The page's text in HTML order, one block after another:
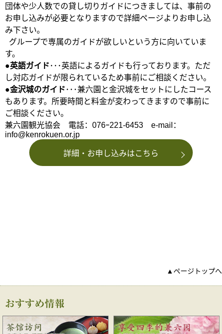
団体や少人数での貸し切りガイドにつきましては、事前の
お申し込みが必要となりますので詳細ページよりお申し込
み下さい。
グループで専属のガイドが欲しいという方に向いていま
す。
●英語ガイド･･･英語によるガイドも行っております。ただ
し対応ガイドが限られているため事前にご相談ください。
●金沢城のガイド･･･兼六園と金沢城をセットにしたコース
もあります。所要時間と料金が変わってきますので事前に
ご相談ください。
兼六園観光協会 電話：076ｰ221-6453 e-mail：
info@kenrokuen.or.jp
詳細・お申し込みはこちら
▲ページトップへ
おすすめ情報